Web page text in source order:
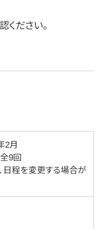
ださい。
2月
9回
日程を変更する場合が